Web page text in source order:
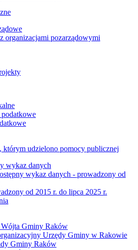
organizacjami pozarządowymi
którym udzielono pomocy publicznej
wykaz danych
wykaz danych - prowadzony od
od 2015 r. do lipca 2025 r.
Wójta Gminy Raków
Urzędy Gminy w Rakowie
Gminy Raków